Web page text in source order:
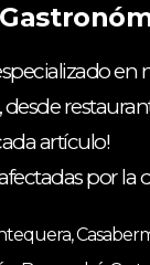
artículo!
por